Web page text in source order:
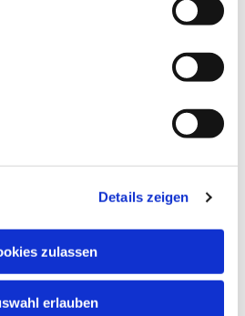
Details zeigen
zulassen
erlauben